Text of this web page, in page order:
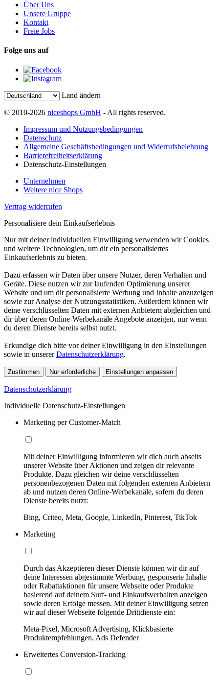
Über Uns
Unsere Gruppe
Kontakt
Freie Jobs
Folge uns auf
Land ändern
© 2010-2026 niceshops GmbH - All rights reserved.
Impressum und Nutzungsbedingungen
Datenschutz
Allgemeine Geschäftsbedingungen und Widerrufsbelehrung
Barrierefreiheitserklärung
Datenschutz-Einstellungen
Unternehmen
Weitere nice Shops
Vertrag widerrufen
Personalisiere dein Einkaufserlebnis
Nur mit deiner individuellen Einwilligung verwenden wir Cookies
und weitere Technologien, um dir ein personalisiertes
Einkaufserlebnis zu bieten.
Dazu erfassen wir Daten über unsere Nutzer, deren Verhalten und
Geräte. Diese nutzen wir zur laufenden Optimierung unserer
Website und um dir personalisierte Werbung und Inhalte anzuzeigen
sowie zur Analyse der Nutzungsstatistiken. Außerdem können wir
deine verschlüsselten Daten mit externen Anbietern abgleichen und
dir über deren Online-Werbekanäle Angebote anzeigen, nur wenn
du deren Dienste bereits selbst nutzt.
Erkundige dich bitte vor deiner Einwilligung in den Einstellungen
sowie in unsererDatenschutzerklärung.
Zustimmen Nur erforderliche Einstellungen anpassen
Datenschutzerklärung
Individuelle Datenschutz-Einstellungen
Marketing per Customer-Match
Mit deiner Einwilligung informieren wir dich auch abseits
unserer Website über Aktionen und zeigen dir relevante
Produkte. Dazu gleichen wir deine verschlüsselten
personenbezogenen Daten mit folgenden externen Anbietern
ab und nutzen deren Online-Werbekanäle, sofern du deren
Dienste bereits nutzt:
Bing, Criteo, Meta, Google, LinkedIn, Pinterest, TikTok
Marketing
Durch das Akzeptieren dieser Dienste können wir dir auf
deine Interessen abgestimmte Werbung, gesponserte Inhalte
oder Rabattaktionen für unsere Webseite oder Produkte
basierend auf deinem Surf- und Einkaufsverhalten anzeigen
sowie deren Erfolge messen. Mit deiner Einwilligung setzen
wir auf dieser Webseite folgende Drittdienste ein:
Meta-Pixel, Microsoft Advertising, Klickbasierte
Produktempfehlungen, Ads Defender
Erweitertes Conversion-Tracking